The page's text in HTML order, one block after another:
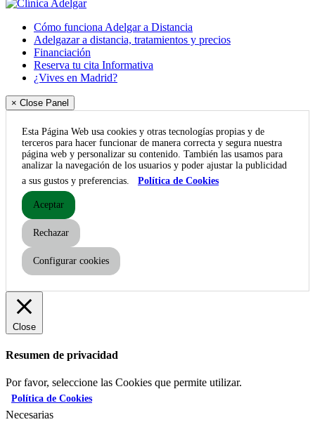
Cómo funciona Adelgar a Distancia
Adelgazar a distancia, tratamientos y precios
Financiación
Reserva tu cita Informativa
¿Vives en Madrid?
× Close Panel
Esta Página Web usa cookies y otras tecnologías propias y de
terceros para hacer funcionar de manera correcta y segura nuestra
página web y personalizar su contenido. También las usamos para
analizar la navegación de los usuarios y poder ajustar la publicidad
a sus gustos y preferencias.
Política de Cookies
Aceptar
Rechazar
Configurar cookies
Close
Resumen de privacidad
Por favor, seleccione las Cookies que permite utilizar.
Política de Cookies
Necesarias